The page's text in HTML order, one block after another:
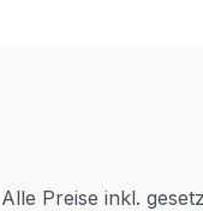
Alle Preise inkl.